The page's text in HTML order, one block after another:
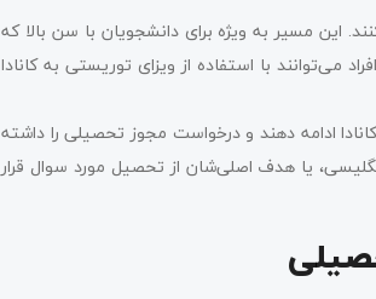
این مسیر به ویژه برای دانشجویان با سن بالا که
می‌توانند با استفاده از ویزای توریستی به کانادا
ادامه دهند و درخواست مجوز تحصیلی را داشته
یا هدف اصلی‌شان از تحصیل مورد سوال قرار